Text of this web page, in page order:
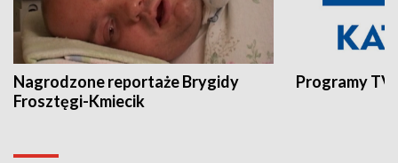
Nagrodzone reportaże Brygidy
Frosztęgi-Kmiecik
Programy